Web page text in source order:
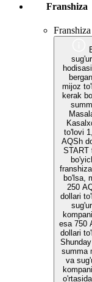
Franshiza
mijoz
kerak
to'lovi
AQSh
START
bo'lsa,
250
dollari
esa 750
dollari
Shunday
summa
va